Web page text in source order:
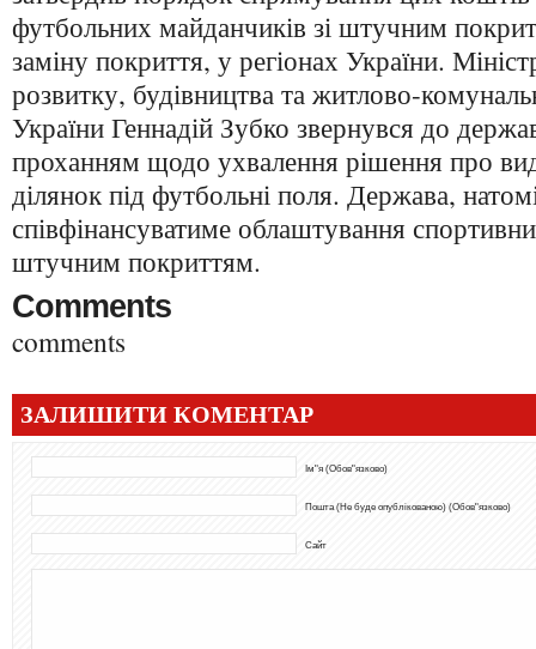
футбольних майданчиків зі штучним
заміну покриття, у регіонах України.
розвитку, будівництва та житлово-
України Геннадій Зубко звернувся до
проханням щодо ухвалення рішення про
ділянок під футбольні поля. Держава,
співфінансуватиме облаштування
штучним покриттям.
Comments
comments
ЗАЛИШИТИ КОМЕНТАР
Ім"я (Обов"язково)
Пошта (Не буде опублікованою) (Обов"язково)
Сайт